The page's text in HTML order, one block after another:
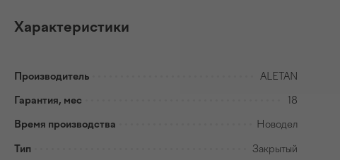
Характеристики
Производитель ALETAN
Гарантия, мес 18
Время производства Новодел
Тип Закрытый